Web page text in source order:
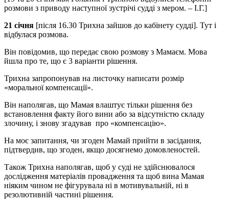
розмови з приводу наступної зустрічі судді з мером. – І.Г.]
21 січня [після 16.30 Трихна зайшов до кабінету судді]. Тут і
відбулася розмова.
Він повідомив, що передає свою розмову з Мамаєм. Мова
йшла про те, що є 3 варіанти рішення.
Трихна запропонував на листочку написати розмір
«моральної компенсації».
Він наполягав, що Мамая влаштує тільки рішення без
встановлення факту його вини або за відсутністю складу
злочину, і знову згадував про «компенсацію».
На моє запитання, чи згоден Мамай прийти в засідання,
підтвердив, що згоден, якщо досягнемо домовленостей.
Також Трихна наполягав, щоб у суді не здійснювалося
дослідження матеріалів провадження та щоб вина Мамая
ніяким чином не фігурувала ні в мотивувальній, ні в
резолютивній частині рішення.